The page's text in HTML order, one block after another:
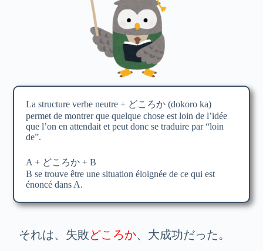
La structure verbe neutre + どころか (dokoro ka)
permet de montrer que quelque chose est loin de l’idée
que l’on en attendait et peut donc se traduire par “loin
de”.
A + どころか + B
B se trouve être une situation éloignée de ce qui est
énoncé dans A.
それは、失敗どころか、大成功だった。